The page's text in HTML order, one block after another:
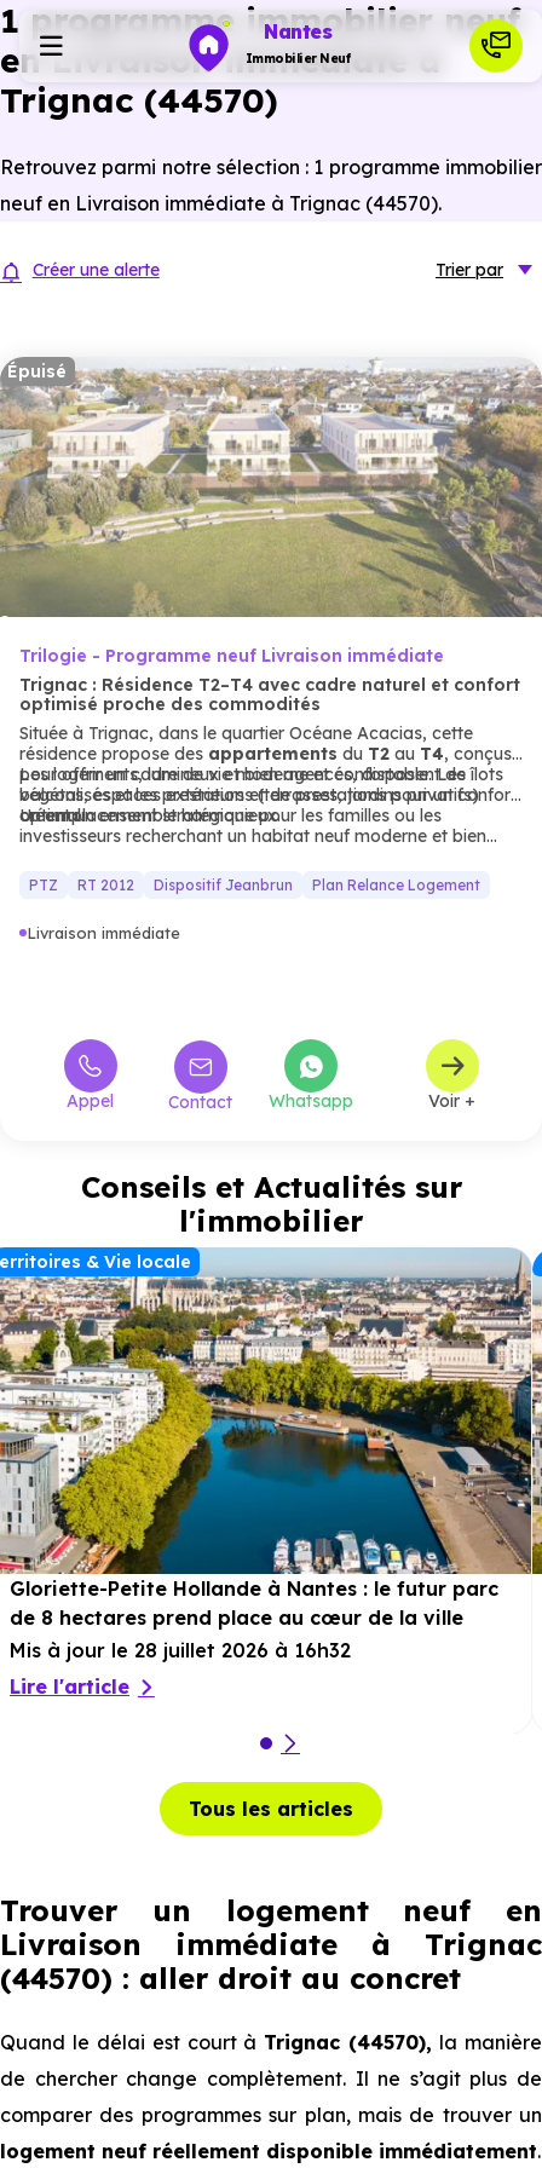
Nantes
Immobilier Neuf
Actualités
Ressources
Financer
1 programme immobilier neuf
en Livraison immédiate à
Trignac (44570)
Retrouvez parmi notre sélection : 1 programme immobilier
neuf en Livraison immédiate à Trignac (44570).
Créer une alerte Trier par
Épuisé
Trilogie - Programme neuf Livraison immédiate
Trignac : Résidence T2–T4 avec cadre naturel et confort
optimisé proche des commodités
Située à Trignac, dans le quartier Océane Acacias, cette
résidence propose des appartements du T2 au T4, conçus
pour offrir un cadre de vie moderne et confortable. Les îlots
végétalisés et les prestations (terrasses, jardins privatifs)
créent un ensemble harmonieux.
Les logements, lumineux et bien agencés, disposent de
balcons, espaces extérieurs et de prestations pour un confort
optimal.
Un emplacement stratégique pour les familles ou les
investisseurs recherchant un habitat neuf moderne et bien
PTZ RT 2012 Dispositif Jeanbrun Plan Relance Logement
Livraison immédiate
Appel Contact Whatsapp Voir +
Conseils et Actualités sur
l'immobilier
& Vie locale
Gloriette-Petite Hollande à Nantes : le futur parc
de 8 hectares prend place au cœur de la ville
Mis à jour le 28 juillet 2026 à 16h32
Lire l'article
Tous les articles
Trouver un logement neuf en
Livraison immédiate à Trignac
(44570) : aller droit au concret
Quand le délai est court à Trignac (44570), la manière
de chercher change complètement. Il ne s’agit plus de
comparer des programmes sur plan, mais de trouver un
logement neuf réellement disponible immédiatement.